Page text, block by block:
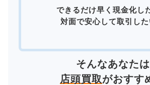
できるだけ早く現金化し
対面で安心して取引した
そんなあなたは
店頭買取がおすす